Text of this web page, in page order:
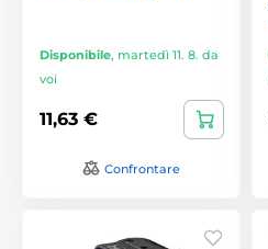
Disponibile, martedì 11. 8. da
voi
11,63 €
Confrontare